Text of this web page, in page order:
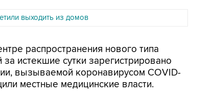
выходить из домов
распространения нового типа
истекшие сутки зарегистрировано
вызываемой коронавирусом COVID-
местные медицинские власти.